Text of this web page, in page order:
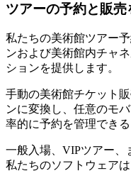
ツアーの予約と販売
私たちの美術館ツアー
ンおよび美術館内チャ
ションを提供します。
手動の美術館チケット
ンに変換し、任意のモ
率的に予約を管理できる
一般入場、VIPツアー、
私たちのソフトウェア